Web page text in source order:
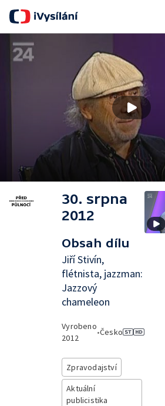
30. srpna
2012
Obsah dílu
Jiří Stivín,
flétnista, jazzman:
Jazzový
chameleon
Vyrobeno
2012
•Česko
Zpravodajství
Aktuální
publicistika